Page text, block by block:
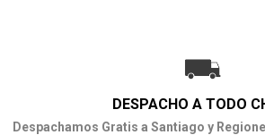
DESPACHO A TODO
Despachamos Gratis a Santiago y